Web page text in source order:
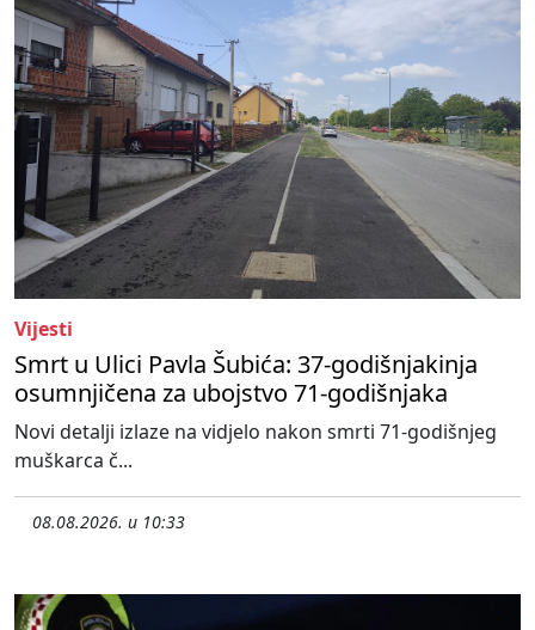
Vijesti
Smrt u Ulici Pavla Šubića: 37-godišnjakinja
osumnjičena za ubojstvo 71-godišnjaka
Novi detalji izlaze na vidjelo nakon smrti 71-godišnjeg
muškarca č...
08.08.2026. u 10:33